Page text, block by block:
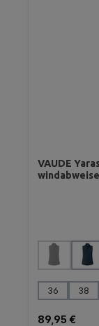
VAUDE
Farbe
(Diese
Größe
36 38
Regulärer
89,95 €